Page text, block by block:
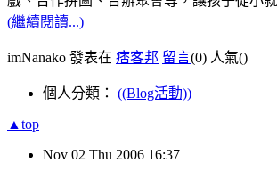
(繼續閱讀...)
imNanako 發表在 痞客邦 留言(0) 人氣()
個人分類： ((Blog活動))
▲top
Nov 02 Thu 2006 16:37